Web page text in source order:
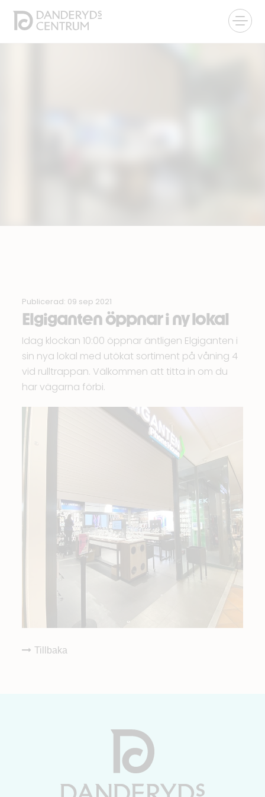
Publicerad: 09 sep 2021
Elgiganten öppnar i ny lokal
Idag klockan 10:00 öppnar äntligen Elgiganten i
sin nya lokal med utökat sortiment på våning 4
vid rulltrappan. Välkommen att titta in om du
har vägarna förbi.
Tillbaka